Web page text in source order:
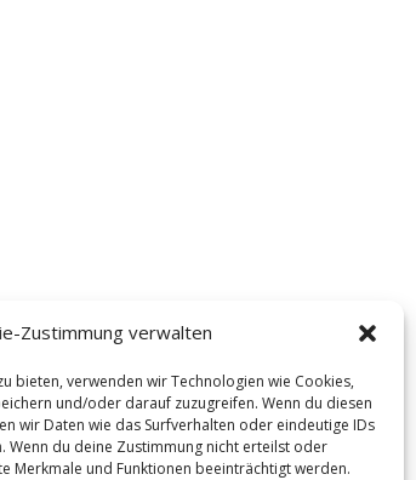
Zustimmung verwalten
bieten, verwenden wir Technologien wie Cookies,
und/oder darauf zuzugreifen. Wenn du diesen
wir Daten wie das Surfverhalten oder eindeutige IDs
Wenn du deine Zustimmung nicht erteilst oder
Merkmale und Funktionen beeinträchtigt werden.
5:50).